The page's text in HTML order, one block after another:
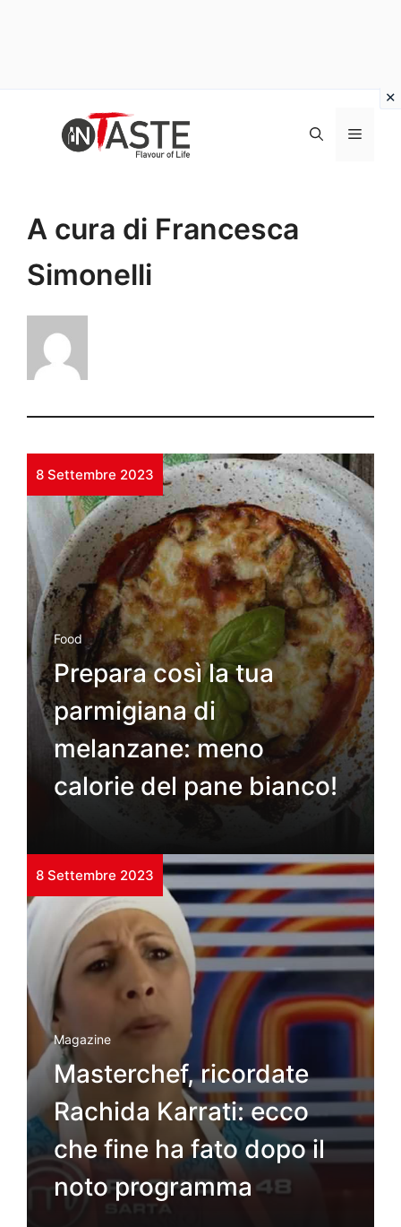
Menu
A cura di Francesca
Simonelli
8 Settembre 2023
Food
Prepara così la tua
parmigiana di
melanzane: meno
calorie del pane bianco!
8 Settembre 2023
Magazine
Masterchef, ricordate
Rachida Karrati: ecco
che fine ha fato dopo il
noto programma